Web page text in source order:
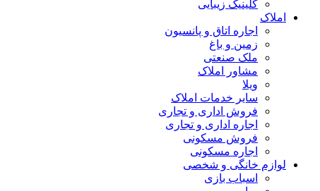
کلینیک زیبایی
املاک
اجاره اتاق و پانسیون
زمین و باغ
ملک صنعتی
مشاور املاک
ویلا
سایر خدمات املاک
فروش اداری و تجاری
اجاره اداری و تجاری
فروش مسکونی
اجاره مسکونی
لوازم خانگی و شخصی
اسباب بازی